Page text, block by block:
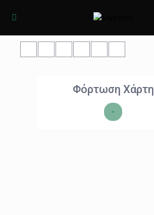
Φόρτωση Χάρτη